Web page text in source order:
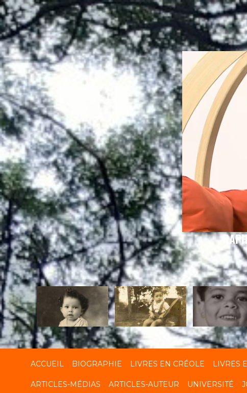
ACCUEIL BIOGRAPHIE LIVRES EN CRÉOLE LIVRES
ARTICLES-MÉDIAS ARTICLES-AUTEUR UNIVERSITÉ